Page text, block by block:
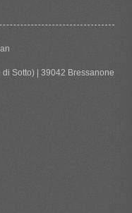
Sotto) | 39042 Bressanone